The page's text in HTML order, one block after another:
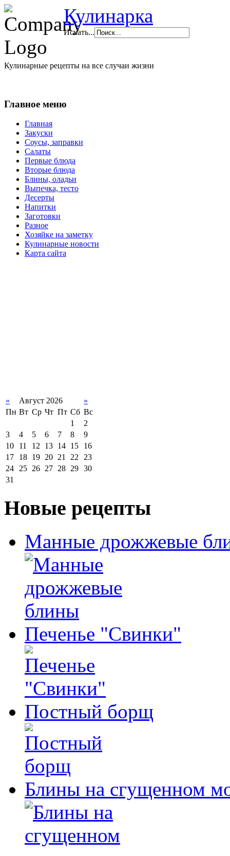
Кулинарка
Искать...
Кулинарные рецепты на все случаи жизни
Главное меню
Главная
Закуски
Соусы, заправки
Салаты
Первые блюда
Вторые блюда
Блины, оладьи
Выпечка, тесто
Десерты
Напитки
Заготовки
Разное
Хозяйке на заметку
Кулинарные новости
Карта сайта
« Август 2026
»
Пн Вт Ср Чт Пт Сб Вс
1
2
3
4 5 6 7 8
9
10
11 12 13 14 15
16
17
18 19 20 21 22 23
24 25 26 27 28 29 30
31
Новые рецепты
Манные дрожжевые
Печенье "Свинки"
Постный борщ
Блины на сгущенном